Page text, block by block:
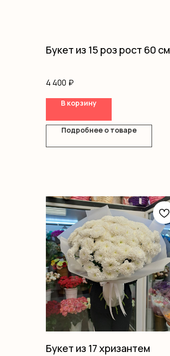
Букет из 15 роз рост 60 см
4 400 ₽
В корзину
Подробнее о товаре
Букет из 17 хризантем